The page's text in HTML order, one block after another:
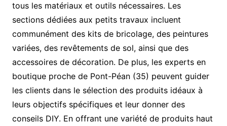
tous les matériaux et outils nécessaires. Les
sections dédiées aux petits travaux incluent
communément des kits de bricolage, des peintures
variées, des revêtements de sol, ainsi que des
accessoires de décoration. De plus, les experts en
boutique proche de Pont-Péan (35) peuvent guider
les clients dans le sélection des produits idéaux à
leurs objectifs spécifiques et leur donner des
conseils DIY. En offrant une variété de produits haut